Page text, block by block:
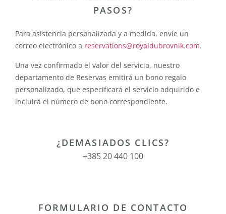
PASOS?
Para asistencia personalizada y a medida, envíe un
correo electrónico a reservations@royaldubrovnik.com.
Una vez confirmado el valor del servicio, nuestro
departamento de Reservas emitirá un bono regalo
personalizado, que especificará el servicio adquirido e
incluirá el número de bono correspondiente.
¿DEMASIADOS CLICS?
+385 20 440 100
FORMULARIO DE CONTACTO